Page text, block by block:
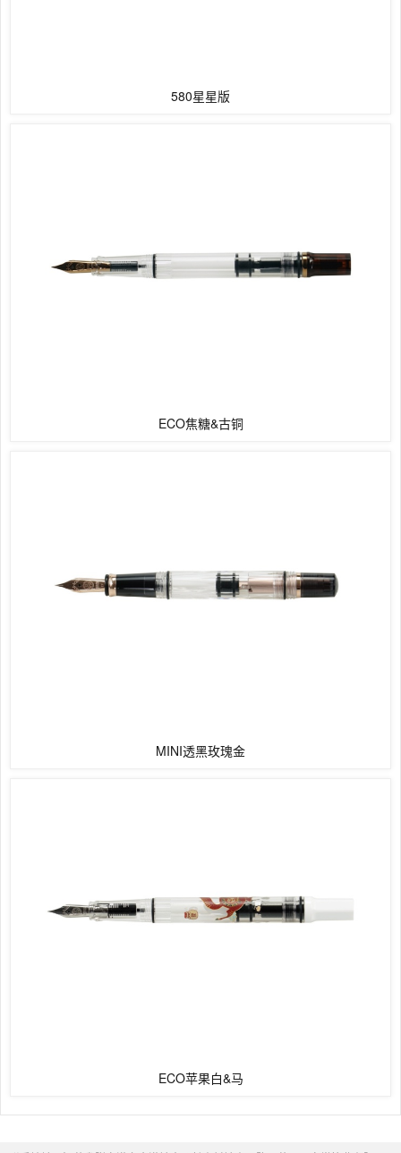
580星星版
ECO焦糖&古铜
MINI透黑玫瑰金
ECO苹果白&马